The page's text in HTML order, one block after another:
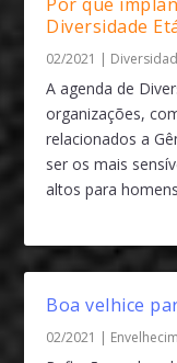
Diversidade
02/2021 |
A agenda de
organizações,
relacionados a
ser os mais
altos para
Boa velhice
02/2021 |